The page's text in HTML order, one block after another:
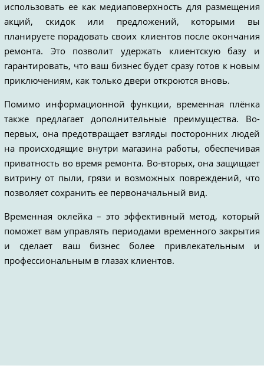
использовать ее как медиаповерхность для размещения
акций, скидок или предложений, которыми вы
планируете порадовать своих клиентов после окончания
ремонта. Это позволит удержать клиентскую базу и
гарантировать, что ваш бизнес будет сразу готов к новым
приключениям, как только двери откроются вновь.
Помимо информационной функции, временная плёнка
также предлагает дополнительные преимущества. Во-
первых, она предотвращает взгляды посторонних людей
на происходящие внутри магазина работы, обеспечивая
приватность во время ремонта. Во-вторых, она защищает
витрину от пыли, грязи и возможных повреждений, что
позволяет сохранить ее первоначальный вид.
Временная оклейка – это эффективный метод, который
поможет вам управлять периодами временного закрытия
и сделает ваш бизнес более привлекательным и
профессиональным в глазах клиентов.